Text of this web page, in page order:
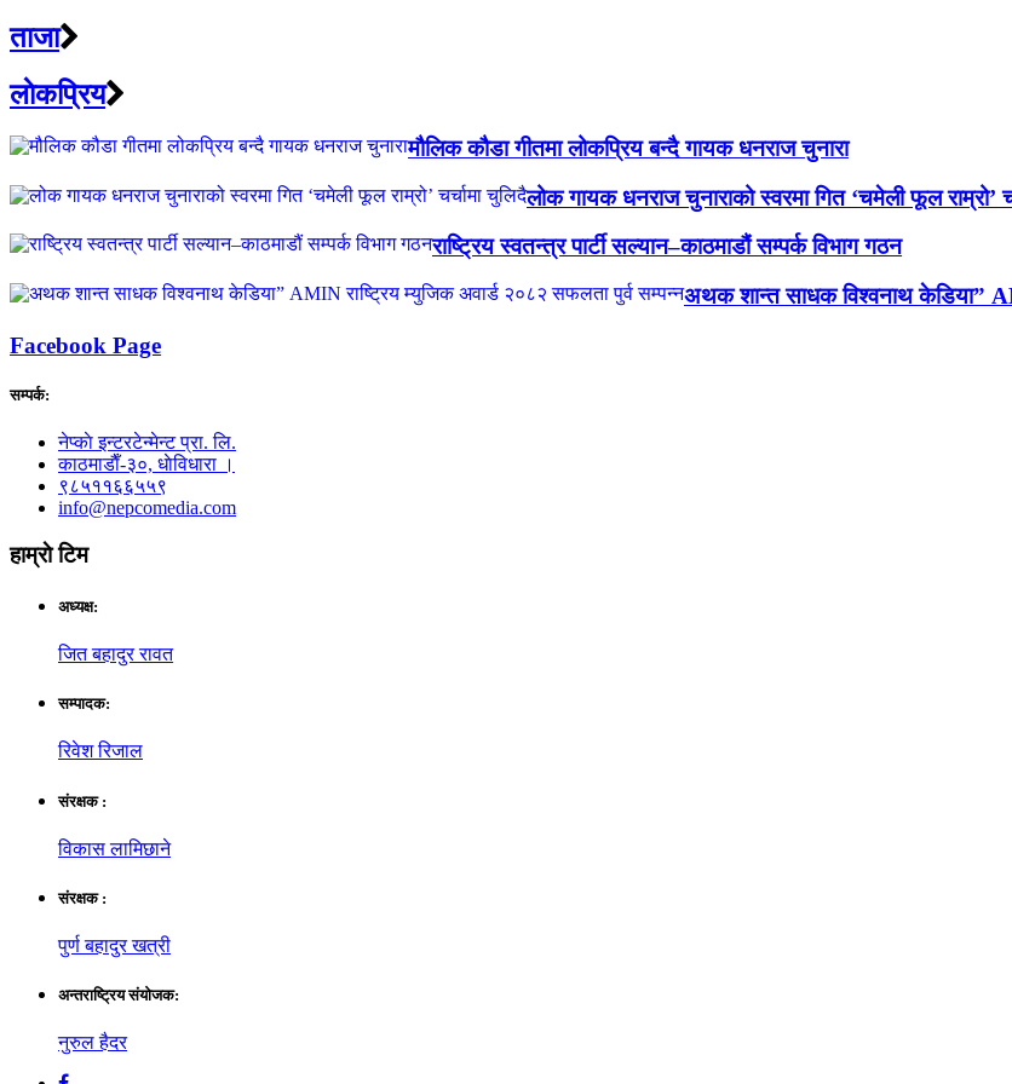
ताजा
लाेकप्रिय
मौलिक कौडा गीतमा लोकप्रिय बन्दै गायक धनराज चुनारा
लोक गायक धनराज चुनाराको स्वरमा गित ‘चमेली फूल राम्रो’
राष्ट्रिय स्वतन्त्र पार्टी सल्यान–काठमाडौं सम्पर्क विभाग गठन
अथक शान्त साधक विश्वनाथ केडिया”
Facebook Page
सम्पर्क:
नेप्काे इन्टरटेन्मेन्ट प्रा. लि.
काठमाडाैँ-३०, धाेविधारा ।
९८५११६६५५९
info@nepcomedia.com
हाम्राे टिम
अध्यक्ष:
जित बहादुर रावत
सम्पादक:
रिवेश रिजाल
संरक्षक :
विकास लामिछाने
संरक्षक :
पुर्ण बहादुर खत्री
अन्तराष्ट्रिय संयाेजक:
नुरुल हैदर